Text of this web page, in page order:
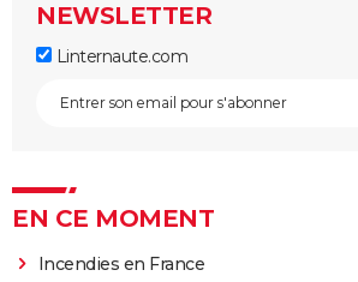
NEWSLETTER
Linternaute.com
EN CE MOMENT
Incendies en France